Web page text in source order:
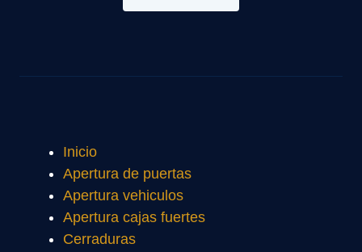
Inicio
Apertura de puertas
Apertura vehiculos
Apertura cajas fuertes
Cerraduras